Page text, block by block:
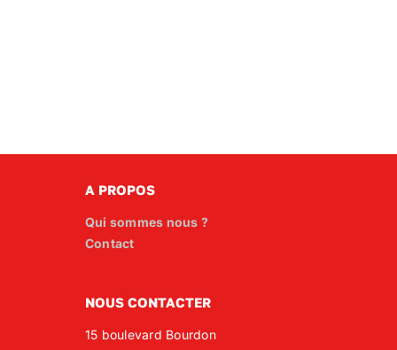
A PROPOS
Qui sommes nous ?
Contact
NOUS CONTACTER
15 boulevard Bourdon